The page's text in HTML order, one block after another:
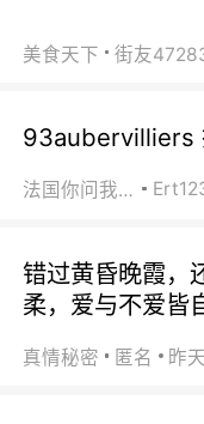
美食天下
93aubervilliers
法国你问我答
错过黄昏晚霞，
柔，爱与不爱皆
真情秘密 匿名 昨